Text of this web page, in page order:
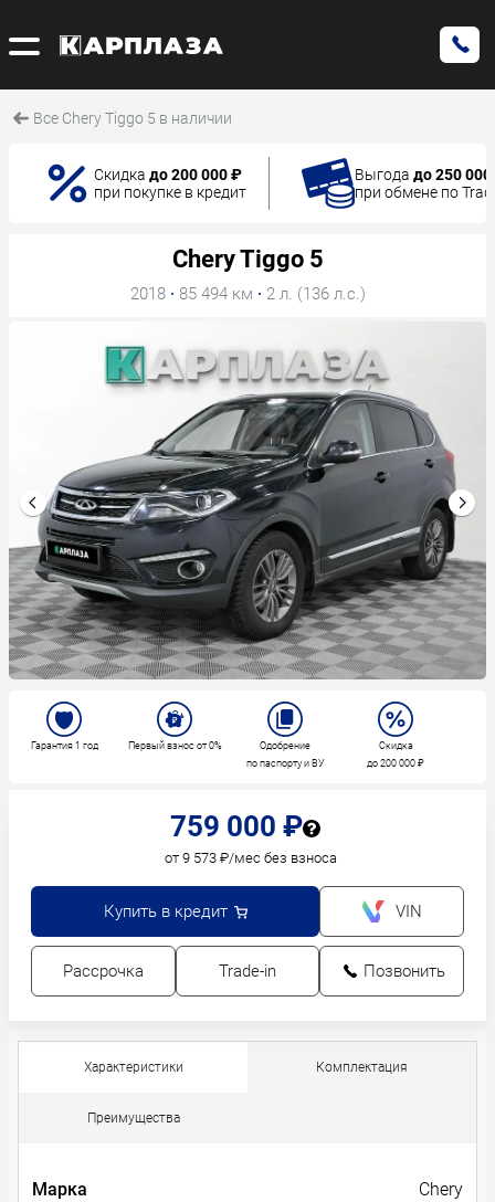
Все Chery Tiggo 5 в наличии
Скидка до 200 000 ₽
при покупке в кредит
Выгода до 250
при обмене по
759 000 ₽
от 9 573 ₽/мес без взноса
Купить в кредит VIN
Рассрочка Trade-in Позвонить
Гарантия 1 год Первый взнос от 0%
Одобрение
по паспорту и ВУ
Скидка
до 200 000 ₽
Chery Tiggo 5
2018 · 85 494 км · 2 л. (136 л.с.)
Характеристики Комплектация
Преимущества
Марка Chery